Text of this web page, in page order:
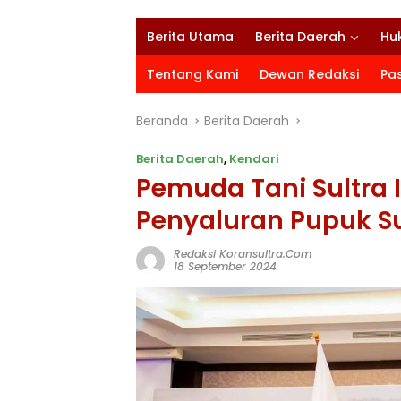
Berita Utama Berita Daerah
Tentang Kami Dewan Redaksi
Beranda Berita Daerah
Berita Daerah, Kendari
Pemuda Tani
Penyaluran Pupuk
Redaksi Koransultra.com
18 September 2024